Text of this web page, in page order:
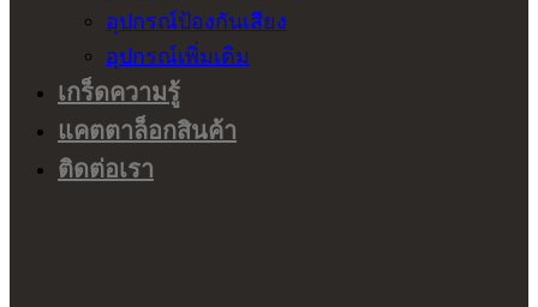
อุปกรณ์ป้องกันเสียง
อุปกรณ์เพิ่มเติม
เกร็ดความรู้
แคตตาล็อกสินค้า
ติดต่อเรา